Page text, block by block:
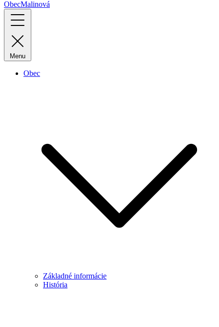
ObecMalinová
Menu
Obec
Základné informácie
História